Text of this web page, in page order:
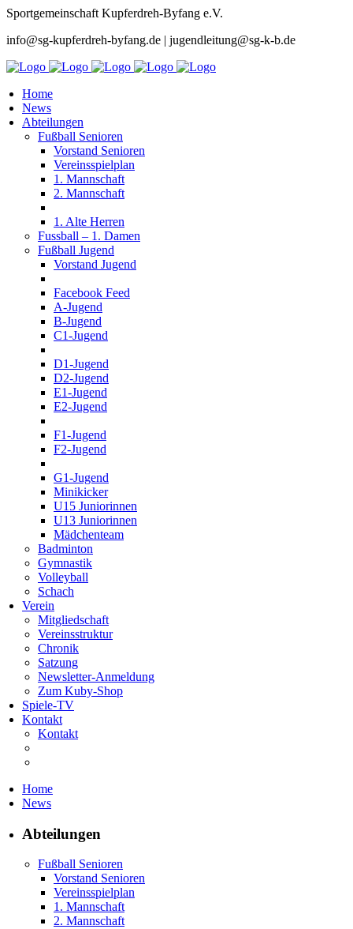
Sportgemeinschaft Kupferdreh-Byfang e.V.
info@sg-kupferdreh-byfang.de | jugendleitung@sg-k-b.de
Home
News
Abteilungen
Fußball Senioren
Vorstand Senioren
Vereinsspielplan
1. Mannschaft
2. Mannschaft
1. Alte Herren
Fussball – 1. Damen
Fußball Jugend
Vorstand Jugend
Facebook Feed
A-Jugend
B-Jugend
C1-Jugend
D1-Jugend
D2-Jugend
E1-Jugend
E2-Jugend
F1-Jugend
F2-Jugend
G1-Jugend
Minikicker
U15 Juniorinnen
U13 Juniorinnen
Mädchenteam
Badminton
Gymnastik
Volleyball
Schach
Verein
Mitgliedschaft
Vereinsstruktur
Chronik
Satzung
Newsletter-Anmeldung
Zum Kuby-Shop
Spiele-TV
Kontakt
Kontakt
Home
News
Abteilungen
Fußball Senioren
Vorstand Senioren
Vereinsspielplan
1. Mannschaft
2. Mannschaft